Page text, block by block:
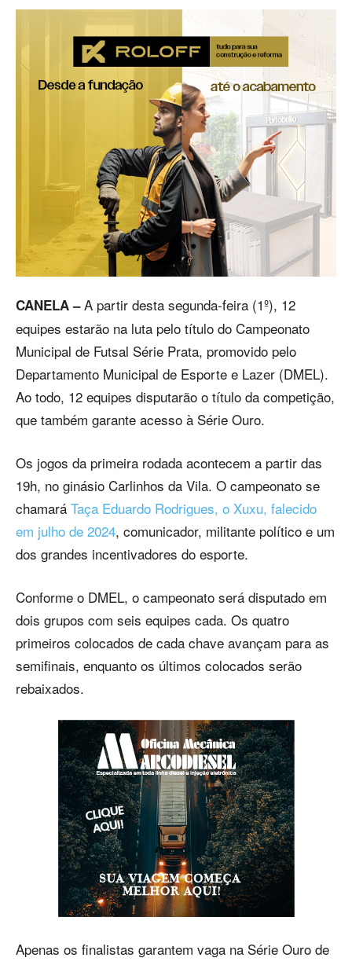
CANELA –A partir desta segunda-feira (1º), 12
equipes estarão na luta pelo título do Campeonato
Municipal de Futsal Série Prata, promovido pelo
Departamento Municipal de Esporte e Lazer (DMEL).
Ao todo, 12 equipes disputarão o título da competição,
que também garante acesso à Série Ouro.
Os jogos da primeira rodada acontecem a partir das
19h, no ginásio Carlinhos da Vila. O campeonato se
chamará Taça Eduardo Rodrigues, o Xuxu, falecido
em julho de 2024, comunicador, militante político e um
dos grandes incentivadores do esporte.
Conforme o DMEL, o campeonato será disputado em
dois grupos com seis equipes cada. Os quatro
primeiros colocados de cada chave avançam para as
semifinais, enquanto os últimos colocados serão
rebaixados.
Apenas os finalistas garantem vaga na Série Ouro de